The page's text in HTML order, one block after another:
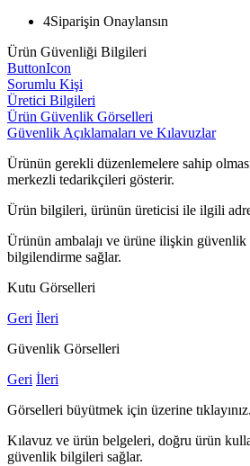
4Siparişin Onaylansın
Ürün Güvenliği Bilgileri
ButtonIcon
Sorumlu Kişi
Üretici Bilgileri
Ürün Güvenlik Görselleri
Güvenlik Açıklamaları ve Kılavuzlar
Ürünün gerekli düzenlemelere sahip
merkezli tedarikçileri gösterir.
Ürün bilgileri, ürünün üreticisi ile ilgili
Ürünün ambalajı ve ürüne ilişkin güvenlik
bilgilendirme sağlar.
Kutu Görselleri
Geri İleri
Güvenlik Görselleri
Geri İleri
Görselleri büyütmek için üzerine tıklayınız.
Kılavuz ve ürün belgeleri, doğru ürün
güvenlik bilgileri sağlar.